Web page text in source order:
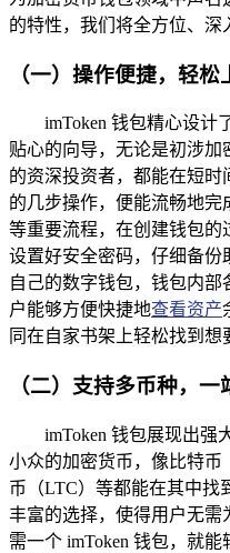
的特性，我们将全方位、深
（一）操作便捷，轻松
imToken 钱包精心设计
贴心的向导，无论是初涉
的资深投资者，都能在短
的几步操作，便能流畅地
等重要流程，在创建钱包的
设置好安全密码，仔细备
自己的数字钱包，钱包内部
户能够方便快捷地查看资产
同在自家书架上轻松找到想
（二）支持多币种，一
imToken 钱包展现出强
小众的加密货币，像比特
币（LTC）等都能在其中找
丰富的选择，使得用户无需
需一个 imToken 钱包，就